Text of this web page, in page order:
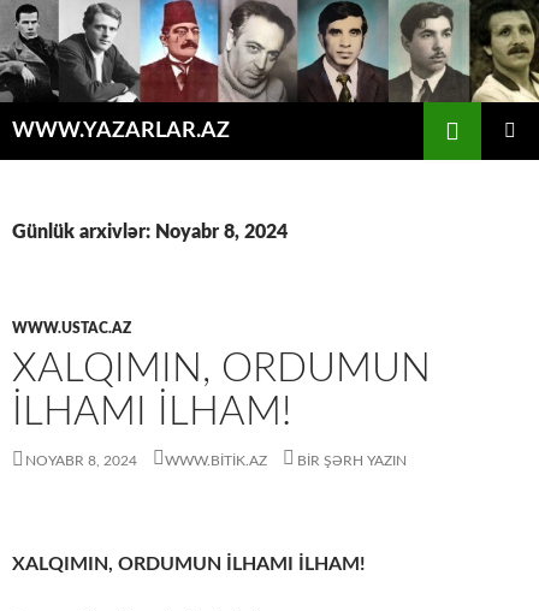
WWW.YAZARLAR.AZ
Günlük arxivlər: Noyabr 8, 2024
WWW.USTAC.AZ
XALQIMIN, ORDUMUN
İLHAMI İLHAM!
NOYABR 8, 2024 WWW.BITIK.AZ BIR ŞƏRH YAZIN
XALQIMIN, ORDUMUN İLHAMI İLHAM!